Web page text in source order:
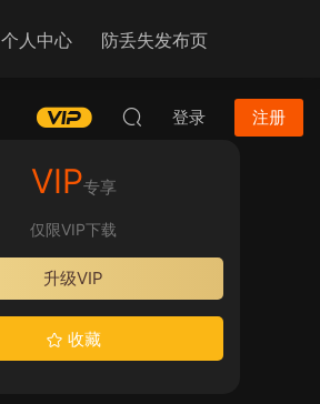
个人中心 防丢失发布页
登录 注册
VIP专享
仅限VIP下载
升级VIP
收藏